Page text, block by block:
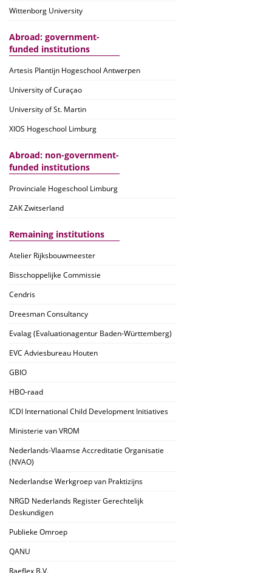
Wittenborg University
Abroad: government-
funded institutions
Artesis Plantijn Hogeschool Antwerpen
University of Curaçao
University of St. Martin
XIOS Hogeschool Limburg
Abroad: non-government-
funded institutions
Provinciale Hogeschool Limburg
ZAK Zwitserland
Remaining institutions
Atelier Rijksbouwmeester
Bisschoppelijke Commissie
Cendris
Dreesman Consultancy
Evalag (Evaluationagentur Baden-Württemberg)
EVC Adviesbureau Houten
GBIO
HBO-raad
ICDI International Child Development Initiatives
Ministerie van VROM
Nederlands-Vlaamse Accreditatie Organisatie
(NVAO)
Nederlandse Werkgroep van Praktizijns
NRGD Nederlands Register Gerechtelijk
Deskundigen
Publieke Omroep
QANU